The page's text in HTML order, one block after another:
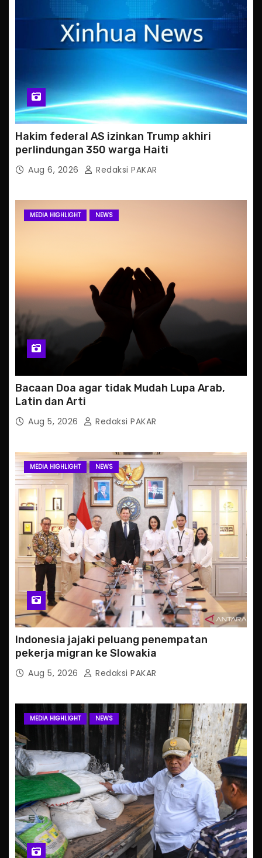
Hakim federal AS izinkan Trump akhiri
perlindungan 350 warga Haiti
Aug 6, 2026 Redaksi PAKAR
MEDIA HIGHLIGHT NEWS
Bacaan Doa agar tidak Mudah Lupa Arab,
Latin dan Arti
Aug 5, 2026 Redaksi PAKAR
MEDIA HIGHLIGHT NEWS
Indonesia jajaki peluang penempatan
pekerja migran ke Slowakia
Aug 5, 2026 Redaksi PAKAR
MEDIA HIGHLIGHT NEWS